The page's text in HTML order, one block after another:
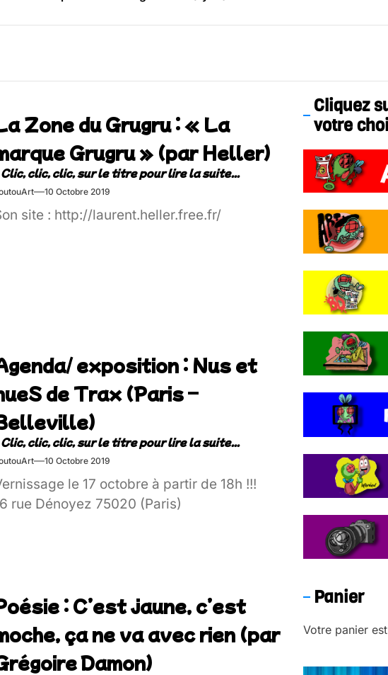
Festival – Samedi 18 juillet (Vaulx-en-Velin)
Zone du Grugru : « La
Grugru » (par Heller)
10 Octobre 2019
site : http://laurent.heller.free.fr/
exposition : Nus et
de Trax (Paris –
10 Octobre 2019
le 17 octobre à partir de 18h !!!
rue Dénoyez 75020 (Paris)
: C’est jaune, c’est
ça ne va avec rien (par
Damon)
Cliquez
votre
Panier
Votre panier